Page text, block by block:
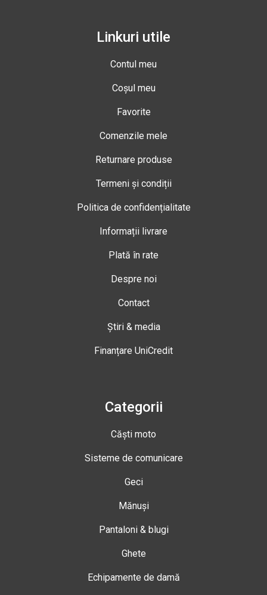
Linkuri utile
Contul meu
Coșul meu
Favorite
Comenzile mele
Returnare produse
Termeni și condiții
Politica de confidențialitate
Informații livrare
Plată în rate
Despre noi
Contact
Știri & media
Finanțare UniCredit
Categorii
Căști moto
Sisteme de comunicare
Geci
Mănuși
Pantaloni & blugi
Ghete
Echipamente de damă